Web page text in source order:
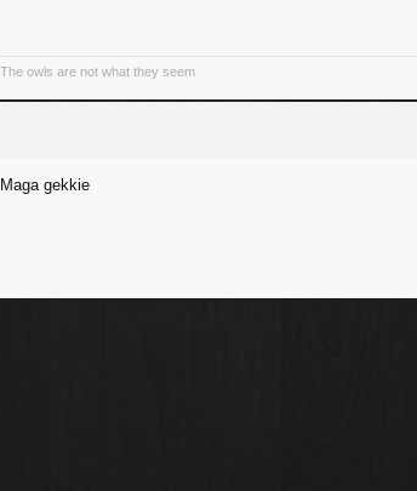
The owls are not what they seem
Maga gekkie